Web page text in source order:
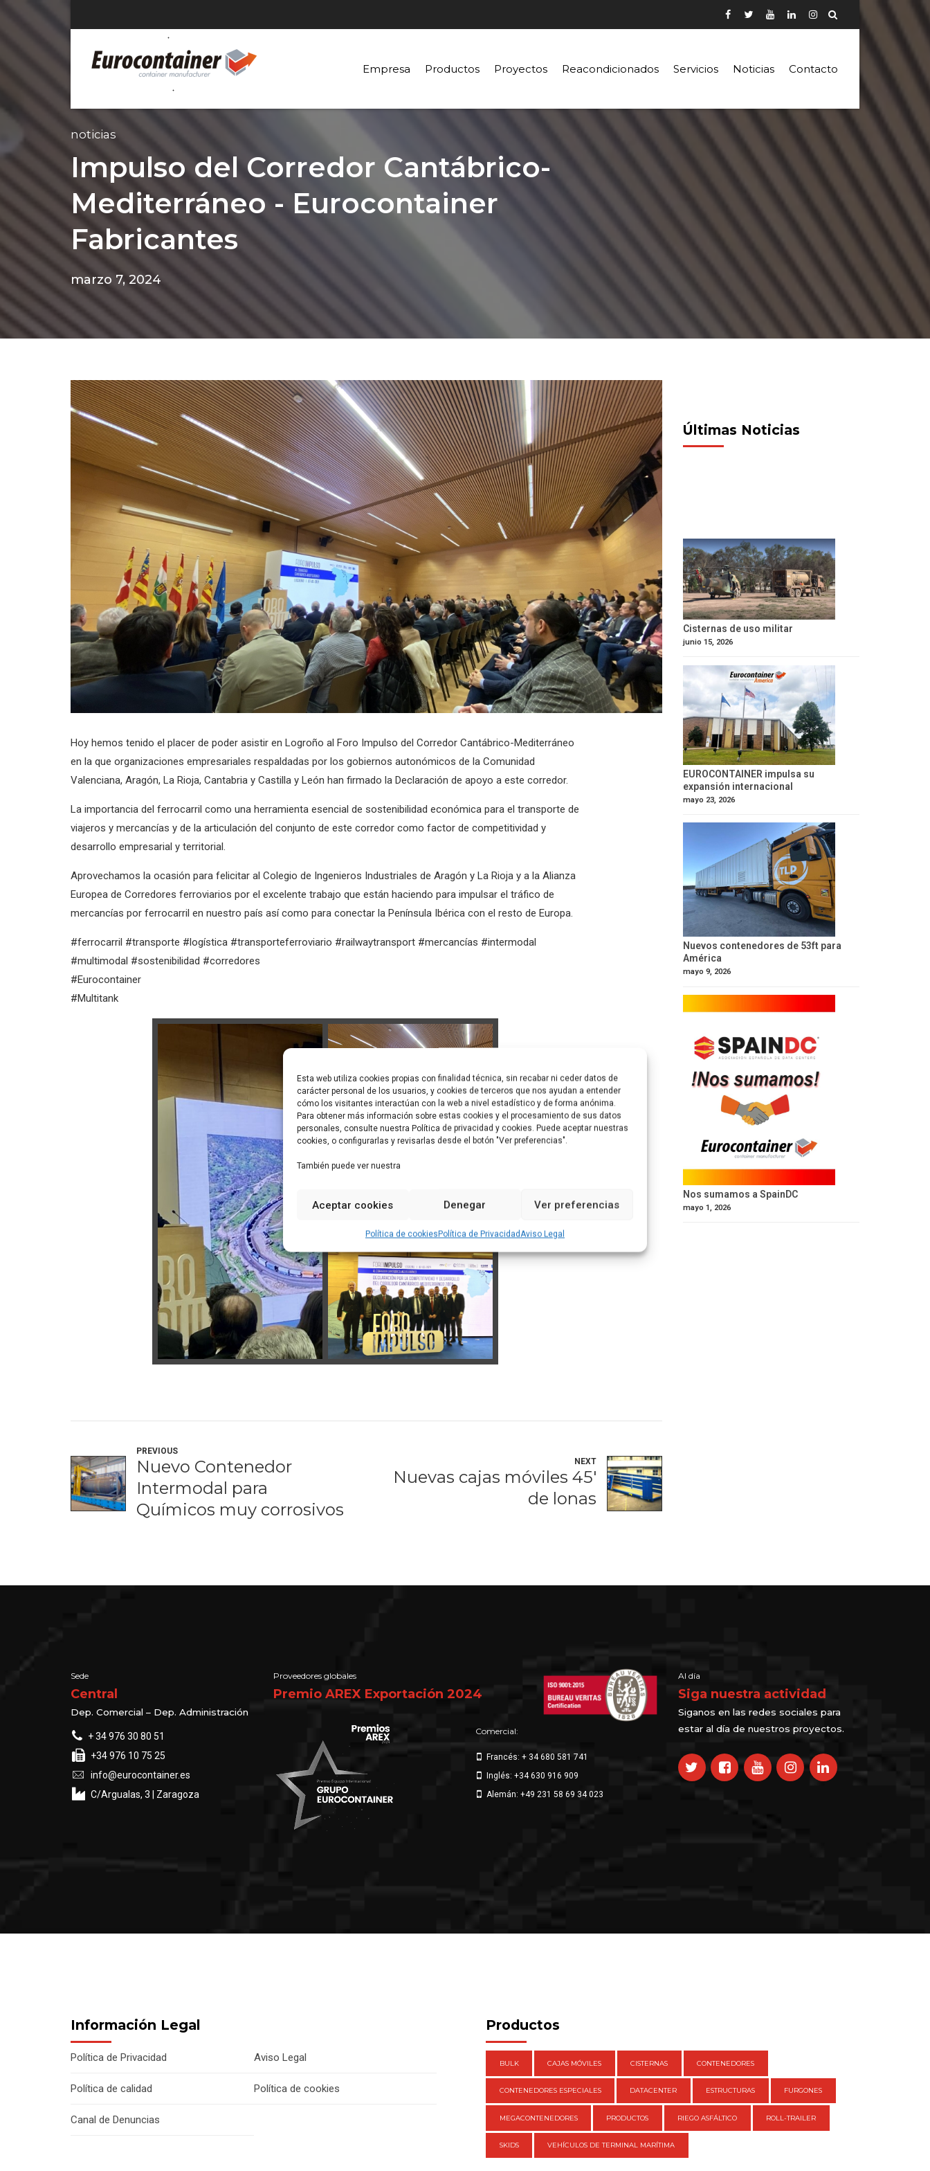
Esta web utiliza cookies propias con finalidad técnica, sin recabar ni ceder datos de
carácter personal de los usuarios, y cookies de terceros que nos ayudan a entender
cómo los visitantes interactúan con la web a nivel estadístico y de forma anónima.
Para obtener más información sobre estas cookies y el procesamiento de sus datos
personales, consulte nuestra Política de privacidad y cookies. Puede aceptar nuestras
cookies, o configurarlas y revisarlas desde el botón "Ver preferencias".
También puede ver nuestra
Aceptar cookies Denegar Ver preferencias
Política de cookiesPolítica de PrivacidadAviso Legal
Empresa Productos Proyectos Reacondicionados Servicios Noticias Contacto
noticias
Impulso del Corredor Cantábrico-
Mediterráneo - Eurocontainer
Fabricantes
marzo 7, 2024
Hoy hemos tenido el placer de poder asistir en Logroño al Foro Impulso del Corredor Cantábrico-Mediterráneo
en la que organizaciones empresariales respaldadas por los gobiernos autonómicos de la Comunidad
Valenciana, Aragón, La Rioja, Cantabria y Castilla y León han firmado la Declaración de apoyo a este corredor.
La importancia del ferrocarril como una herramienta esencial de sostenibilidad económica para el transporte de
viajeros y mercancías y de la articulación del conjunto de este corredor como factor de competitividad y
desarrollo empresarial y territorial.
Aprovechamos la ocasión para felicitar al Colegio de Ingenieros Industriales de Aragón y La Rioja y a la Alianza
Europea de Corredores ferroviarios por el excelente trabajo que están haciendo para impulsar el tráfico de
mercancías por ferrocarril en nuestro país así como para conectar la Península Ibérica con el resto de Europa.
#ferrocarril #transporte #logística #transporteferroviario #railwaytransport #mercancías #intermodal
#multimodal #sostenibilidad #corredores
#Eurocontainer
#Multitank
PREVIOUS
Nuevo Contenedor
Intermodal para
Químicos muy corrosivos
NEXT
Nuevas cajas móviles 45'
de lonas
Últimas Noticias
Cisternas de uso militar
junio 15, 2026
EUROCONTAINER impulsa su
expansión internacional
mayo 23, 2026
Nuevos contenedores de 53ft para
América
mayo 9, 2026
Nos sumamos a SpainDC
mayo 1, 2026
Sede
Central
Dep. Comercial – Dep. Administración
+ 34 976 30 80 51
+34 976 10 75 25
info@eurocontainer.es
C/Argualas, 3 | Zaragoza
Proveedores globales
Premio AREX Exportación 2024
Comercial:
Francés: + 34 680 581 741
Inglés: +34 630 916 909
Alemán: +49 231 58 69 34 023
Al día
Siga nuestra actividad
Siganos en las redes sociales para
estar al día de nuestros proyectos.
Información Legal
Política de Privacidad Aviso Legal
Política de calidad Política de cookies
Canal de Denuncias
Productos
BULK CAJAS MÓVILES CISTERNAS CONTENEDORES
CONTENEDORES ESPECIALES DATACENTER ESTRUCTURAS FURGONES
MEGACONTENEDORES PRODUCTOS RIEGO ASFÁLTICO ROLL-TRAILER
SKIDS VEHÍCULOS DE TERMINAL MARÍTIMA